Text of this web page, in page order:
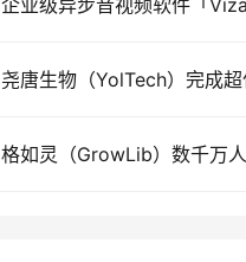
尧唐生物（YolTech）完成
格如灵（GrowLib）数千万